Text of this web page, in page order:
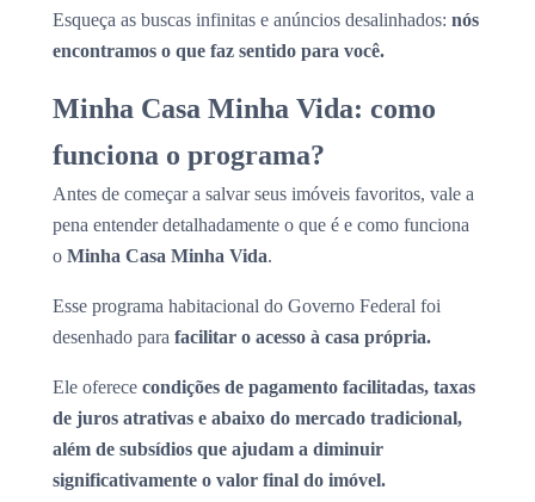
Esqueça as buscas infinitas e anúncios desalinhados: nós
encontramos o que faz sentido para você.
Minha Casa Minha Vida: como
funciona o programa?
Antes de começar a salvar seus imóveis favoritos, vale a
pena entender detalhadamente o que é e como funciona
o Minha Casa Minha Vida.
Esse programa habitacional do Governo Federal foi
desenhado para facilitar o acesso à casa própria.
Ele oferece condições de pagamento facilitadas, taxas
de juros atrativas e abaixo do mercado tradicional,
além de subsídios que ajudam a diminuir
significativamente o valor final do imóvel.